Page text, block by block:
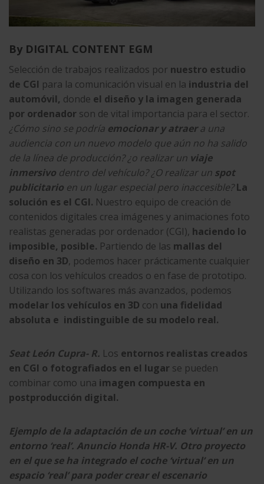
By DIGITAL CONTENT EGM
Selección de trabajos realizados por nuestro estudio
de CGI para la comunicación visual en la industria del
automóvil, donde el diseño y la imagen generada
por ordenador son de vital importancia para el sector.
¿Cómo sino se podría emocionar y atraera una
audiencia con un nuevo modelo que aún no ha salido
de la línea de producción? ¿o realizar un viaje
inmersivo dentro del vehículo? ¿O realizar un spot
publicitario en un lugar especial pero inaccesible? La
solución es el CGI. Nuestro equipo de creación de
contenidos digitales crea imágenes y animaciones foto
realistas generadas por ordenador (CGI), haciendo lo
imposible, posible. Partiendo de las mallas del
diseño en 3D, podemos hacer prácticamente cualquier
cosa con los vehículos creados o en fase de prototipo.
Utilizando los softwares más avanzados, podemos
modelar los vehículos en 3D con una fidelidad
absoluta e indistinguible de su modelo real.
Seat León Cupra- R. Los entornos realistas creados
en CGI o fotografiados en el lugar se pueden
combinar como una imagen compuesta en
postproducción digital.
Ejemplo de la adaptación de un coche ‘virtual’ en un
entorno ‘real’. Anuncio Honda HR-V. Otro proyecto
en el que se ha integrado el coche ‘virtual’ en un
espacio ‘real’ para poder crear el escenario